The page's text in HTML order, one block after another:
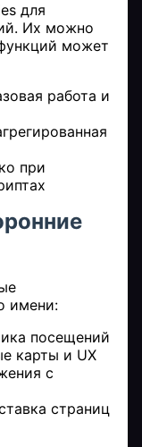
для
Их можно
может
работа и
при
имени:
посещений
карты и UX
с
страниц